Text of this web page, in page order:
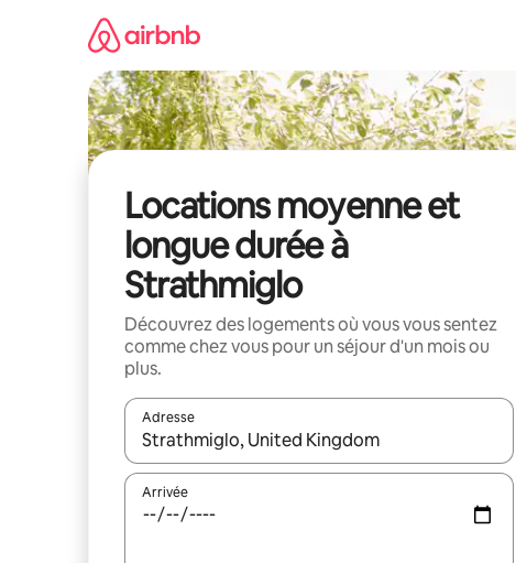
Locations moyenne et
longue durée à
Strathmiglo
Découvrez des logements où vous vous sentez
comme chez vous pour un séjour d'un mois ou
plus.
Adresse
Lorsque les résultats s'affichent, utilisez les flèches
Arrivée